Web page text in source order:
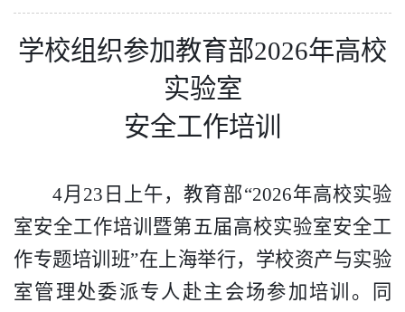
学校组织参加教育部2026年高校
实验室
安全工作培训
4月 23 日上午，教育部“2026年高校实验
室安全工作培训暨第五届高校实验室安全工
作专题培训班”在上海举行，学校资产与实验
室管理处委派专人赴主会场参加培训。同